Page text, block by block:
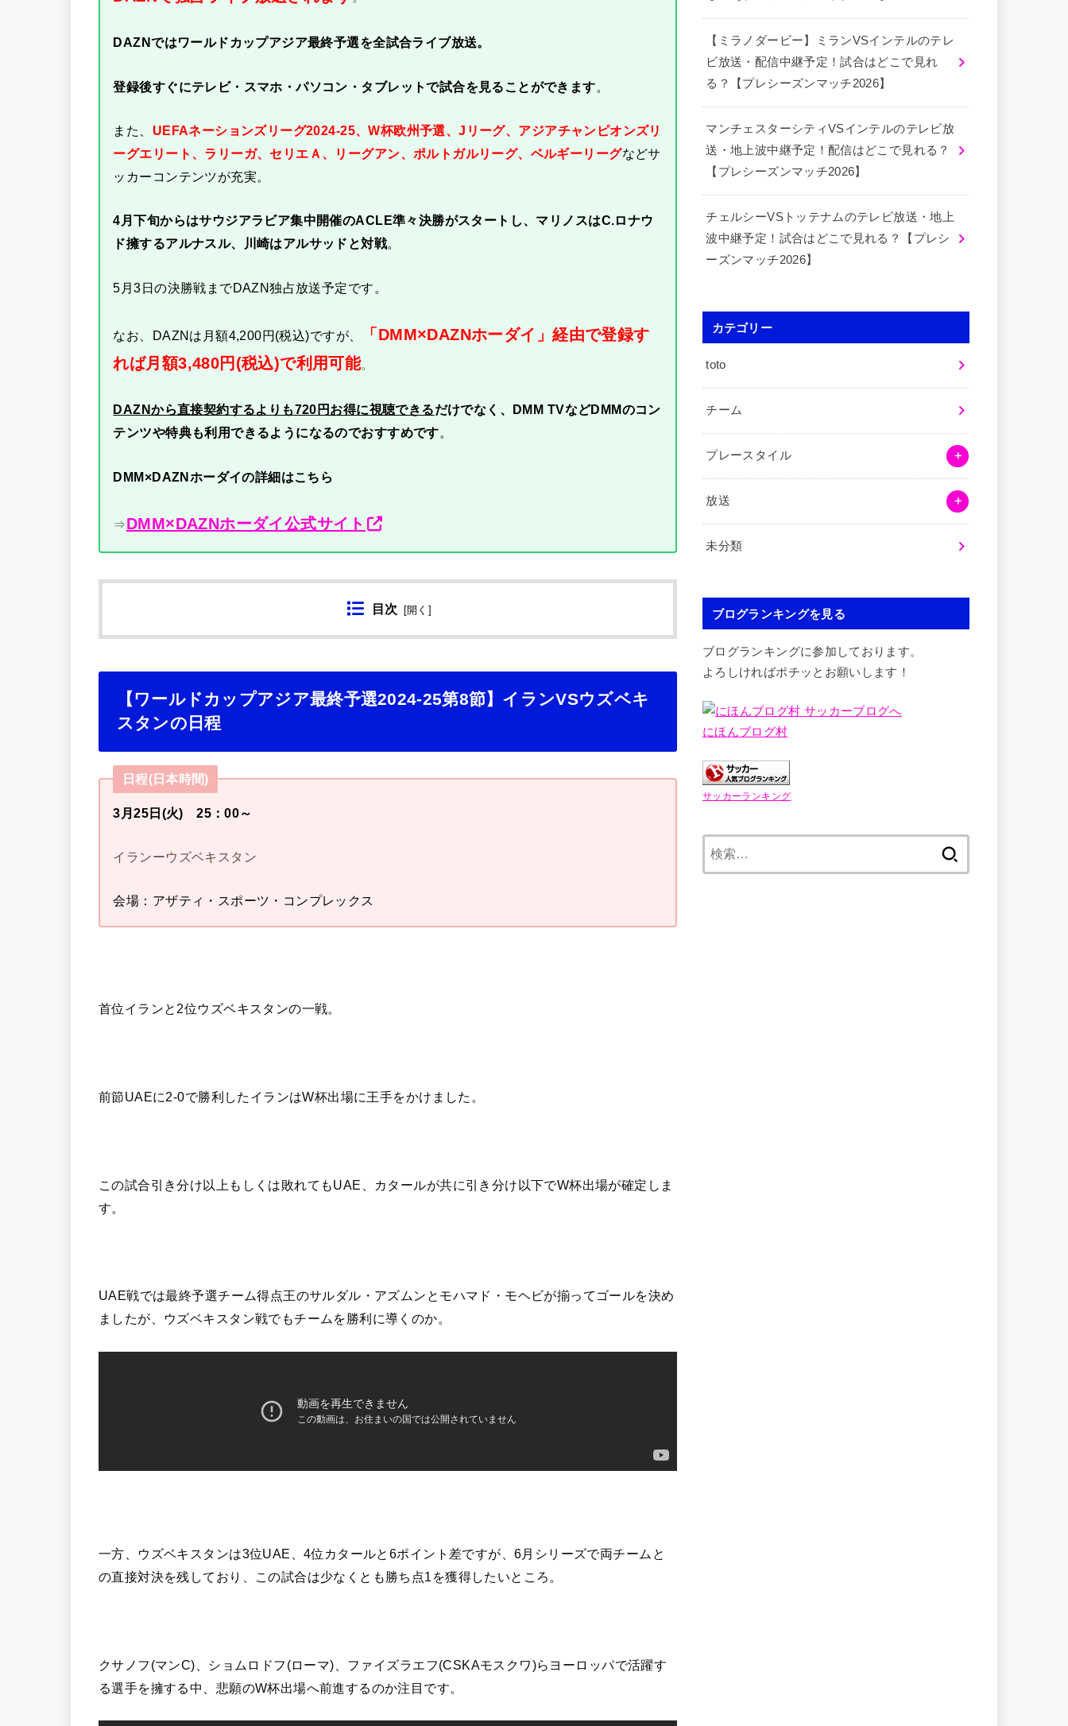
DAZNではワールドカップアジア最終予選を全試合ライブ放送。
登録後すぐにテレビ・スマホ・パソコン・タブレットで試合を見ることができます。
また、 UEFAネーションズリーグ2024-25、W杯欧州予選、Jリーグ、アジアチャンピオンズリ
ーグエリート、ラリーガ、セリエＡ、リーグアン、ポルトガルリーグ、ベルギーリーグなどサ
ッカーコンテンツが充実。
4月下旬からはサウジアラビア集中開催のACLE準々決勝がスタートし、マリノスはC.ロナウ
ド擁するアルナスル、川崎はアルサッドと対戦。
5月3日の決勝戦までDAZN独占放送予定です。
なお、DAZNは月額4,200円(税込)ですが、
「DMM×DAZNホーダイ」経由で登録す
れば月額3,480円(税込)で利用可能。
DAZNから直接契約するよりも720円お得に視聴できるだけでなく、DMM TVなどDMMのコン
テンツや特典も利用できるようになるのでおすすめです。
DMM×DAZNホーダイの詳細はこちら
⇒DMM×DAZNホーダイ公式サイト
目次 [開く ]
【ワールドカップアジア最終予選2024-25第8節】イランVSウズベキ
スタンの日程
日程(日本時間)
3月25日(火) 25：00～
イランーウズベキスタン
会場：アザティ・スポーツ・コンプレックス
首位イランと2位ウズベキスタンの一戦。
前節UAEに2-0で勝利したイランはW杯出場に王手をかけました。
この試合引き分け以上もしくは敗れてもUAE、カタールが共に引き分け以下でW杯出場が確定しま
す。
UAE戦では最終予選チーム得点王のサルダル・アズムンとモハマド・モヘビが揃ってゴールを決め
ましたが、ウズベキスタン戦でもチームを勝利に導くのか。
一方、ウズベキスタンは3位UAE、4位カタールと6ポイント差ですが、6月シリーズで両チームと
の直接対決を残しており、この試合は少なくとも勝ち点1を獲得したいところ。
クサノフ(マンC)、ショムロドフ(ローマ)、ファイズラエフ(CSKAモスクワ)らヨーロッパで活躍す
る選手を擁する中、悲願のW杯出場へ前進するのか注目です。
【ミラノダービー】ミランVSインテルのテレ
ビ放送・配信中継予定！試合はどこで見れ
る？【プレシーズンマッチ2026】
マンチェスターシティVSインテルのテレビ放
送・地上波中継予定！配信はどこで見れる？
【プレシーズンマッチ2026】
チェルシーVSトッテナムのテレビ放送・地上
波中継予定！試合はどこで見れる？【プレシ
ーズンマッチ2026】
カテゴリー
toto
チーム
プレースタイル
放送
未分類
ブログランキングを見る
ブログランキングに参加しております。
よろしければポチッとお願いします！
にほんブログ村
サッカーランキング